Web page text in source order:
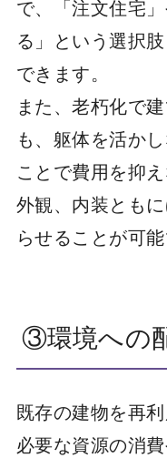
で、「注文住宅
る」という選択
できます。
また、老朽化で
も、躯体を活か
ことで費用を抑
外観、内装とも
らせることが可能
③環境への
既存の建物を再
必要な資源の消